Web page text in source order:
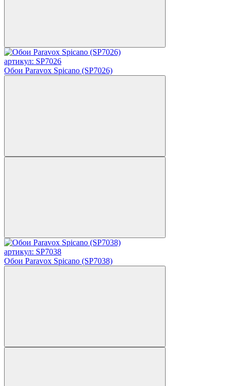
артикул: SP7026
Обои Paravox Spicano (SP7026)
артикул: SP7038
Обои Paravox Spicano (SP7038)